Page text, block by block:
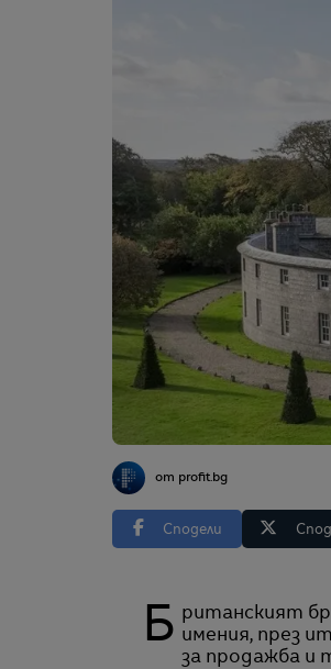
от profit.bg
Сподели
Британският брокер Knight Frank класира петте най-шикозни имота – от селски имения, през
за продажба и